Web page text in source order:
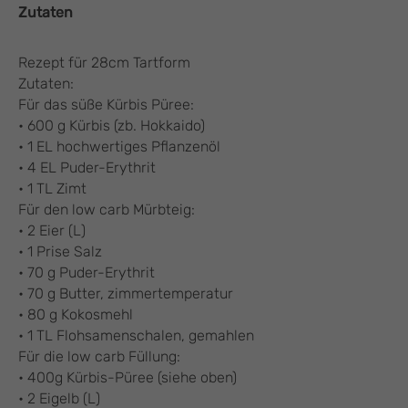
Zutaten
Rezept für 28cm Tartform
Zutaten:
Für das süße Kürbis Püree:
• 600 g Kürbis (zb. Hokkaido)
• 1 EL hochwertiges Pflanzenöl
• 4 EL Puder-Erythrit
• 1 TL Zimt
Für den low carb Mürbteig:
• 2 Eier (L)
• 1 Prise Salz
• 70 g Puder-Erythrit
• 70 g Butter, zimmertemperatur
• 80 g Kokosmehl
• 1 TL Flohsamenschalen, gemahlen
Für die low carb Füllung:
• 400g Kürbis-Püree (siehe oben)
• 2 Eigelb (L)